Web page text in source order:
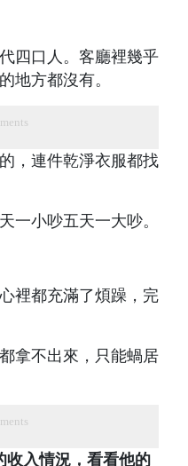
四口人。客廳裡幾乎
地方都沒有。
，連件乾淨衣服都找
一小吵五天一大吵。
裡都充滿了煩躁，完
拿不出來，只能蝸居
收入情況，看看他的